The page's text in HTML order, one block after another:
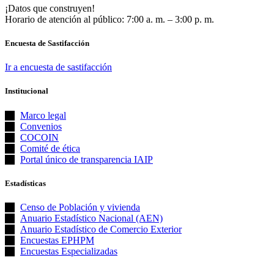
¡Datos que construyen!
Horario de atención al público: 7:00 a. m. – 3:00 p. m.
Encuesta de Sastifacción
Ir a encuesta de sastifacción
Institucional
Marco legal
Convenios
COCOIN
Comité de ética
Portal único de transparencia IAIP
Estadísticas
Censo de Población y vivienda
Anuario Estadístico Nacional (AEN)​
Anuario Estadístico de Comercio Exterior
Encuestas EPHPM
Encuestas Especializadas